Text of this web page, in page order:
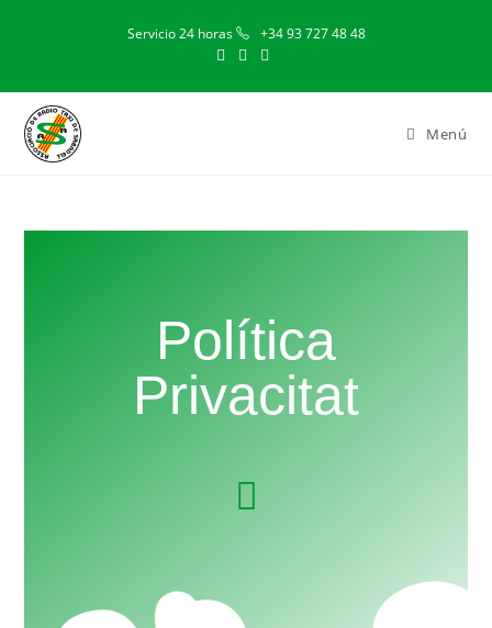
Servicio 24 horas +34 93 727 48 48
Menú
Política
Privacitat